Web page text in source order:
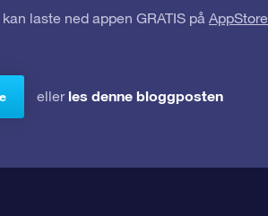
laste ned appen GRATIS på AppStore
eller les denne bloggposten